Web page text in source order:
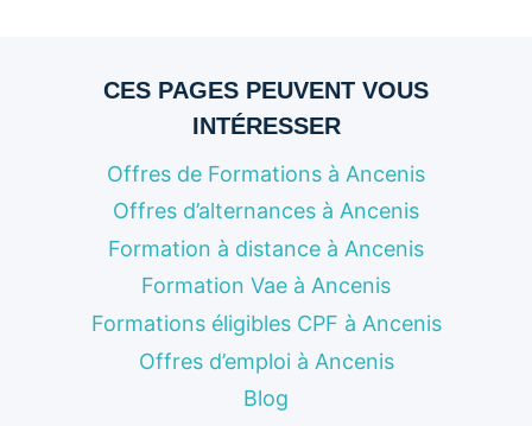
pageCES PAGES PEUVENT VOUS
INTÉRESSER
Offres de Formations à Ancenis
Offres d’alternances à Ancenis
Formation à distance à Ancenis
Formation Vae à Ancenis
Formations éligibles CPF à Ancenis
Offres d’emploi à Ancenis
Blog